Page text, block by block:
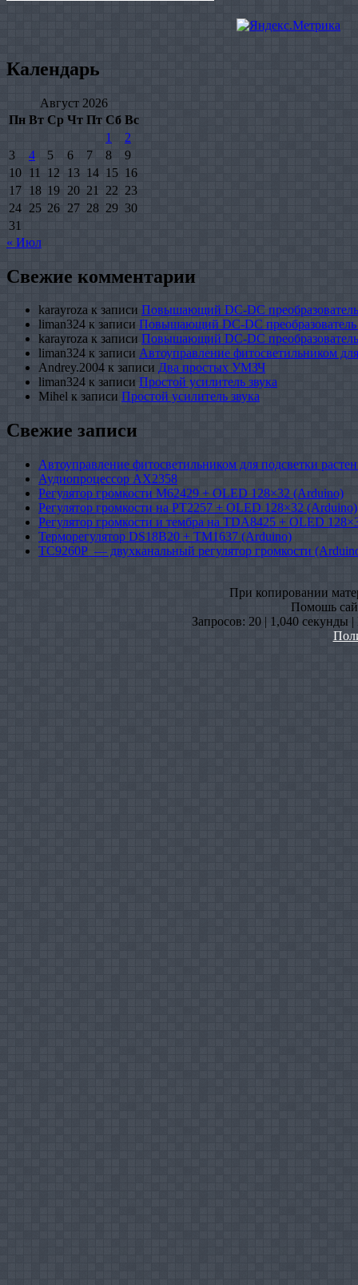
Календарь
Август 2026
Пн Вт Ср Чт Пт Сб Вс
1
2
3
4 5 6 7 8
9
10 11 12 13 14 15 16
17 18 19 20 21 22 23
24 25 26 27 28 29 30
31
« Июл
Свежие комментарии
karayroza к записи Повышающий DC-DC
liman324 к записи Повышающий DC-DC
karayroza к записи Повышающий DC-DC
liman324 к записи Автоуправление фитосветильником
Andrey.2004 к записи Два простых УМЗЧ
liman324 к записи Простой усилитель звука
Mihel к записи Простой усилитель звука
Свежие записи
Автоуправление фитосветильником для подсветки
Аудиопроцессор AX2358
Регулятор громкости M62429 + OLED 128×32 (Arduino)
Регулятор громкости на PT2257 + OLED 128×32 (Arduino)
Регулятор громкости и тембра на TDA8425 + OLED
Терморегулятор DS18B20 + TM1637 (Arduino)
TC9260P — двухканальный регулятор громкости
При копировании
Помошь
Запросов: 20 | 1,040 секунды